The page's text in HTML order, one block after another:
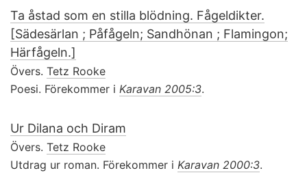
Ta åstad som en stilla blödning. Fågeldikter.
[Sädesärlan ; Påfågeln; Sandhönan ; Flamingon;
Härfågeln.]
Övers. Tetz Rooke
Poesi. Förekommer i Karavan 2005:3.
Ur Dilana och Diram
Övers. Tetz Rooke
Utdrag ur roman. Förekommer i Karavan 2000:3.